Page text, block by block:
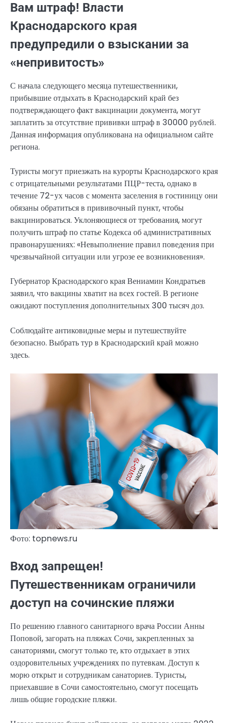
Вам штраф! Власти
Краснодарского края
предупредили о взыскании за
«непривитость»
С начала следующего месяца путешественники,
прибывшие отдыхать в Краснодарский край без
подтверждающего факт вакцинации документа, могут
заплатить за отсутствие прививки штраф в 30000 рублей.
Данная информация опубликована на официальном сайте
региона.
Туристы могут приезжать на курорты Краснодарского края
с отрицательными результатами ПЦР-теста, однако в
течение 72-ух часов с момента заселения в гостиницу они
обязаны обратиться в прививочный пункт, чтобы
вакцинироваться. Уклоняющиеся от требования, могут
получить штраф по статье Кодекса об административных
правонарушениях: «Невыполнение правил поведения при
чрезвычайной ситуации или угрозе ее возникновения».
Губернатор Краснодарского края Вениамин Кондратьев
заявил, что вакцины хватит на всех гостей. В регионе
ожидают поступления дополнительных 300 тысяч доз.
Соблюдайте антиковидные меры и путешествуйте
безопасно. Выбрать тур в Краснодарский край можно
здесь.
Фото: topnews.ru
Вход запрещен!
Путешественникам ограничили
доступ на сочинские пляжи
По решению главного санитарного врача России Анны
Поповой, загорать на пляжах Сочи, закрепленных за
санаториями, смогут только те, кто отдыхает в этих
оздоровительных учреждениях по путевкам. Доступ к
морю открыт и сотрудникам санаториев. Туристы,
приехавшие в Сочи самостоятельно, смогут посещать
лишь общие городские пляжи.